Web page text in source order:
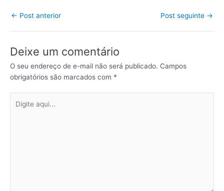
← Post anterior Post seguinte →
Deixe um comentário
O seu endereço de e-mail não será publicado. Campos
obrigatórios são marcados com *
aqui...